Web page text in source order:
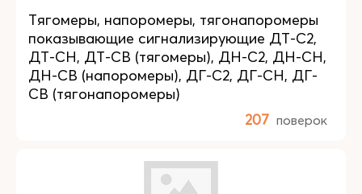
Тягомеры, напоромеры, тягонапоромеры
показывающие сигнализирующие ДТ-С2,
ДТ-СН, ДТ-СВ (тягомеры), ДН-С2, ДН-СН,
ДН-СВ (напоромеры), ДГ-С2, ДГ-СН, ДГ-
СВ (тягонапоромеры)
207 поверок